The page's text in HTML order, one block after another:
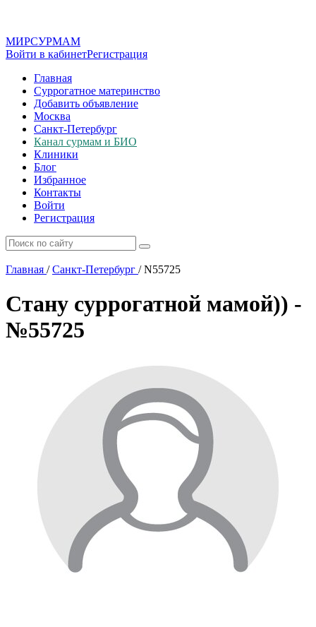
МИРСУРМАМ
Войти в кабинетРегистрация
Главная
Суррогатное материнство
Добавить объявление
Москва
Санкт-Петербург
Канал сурмам и БИО
Клиники
Блог
Избранное
Контакты
Войти
Регистрация
Главная / Санкт-Петербург /N55725
Стану суррогатной мамой)) -
№55725